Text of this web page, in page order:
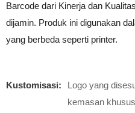
Barcode dari Kinerja dan
dijamin. Produk ini digunakan
yang berbeda seperti printer.
Kustomisasi:
Logo yang
kemasan